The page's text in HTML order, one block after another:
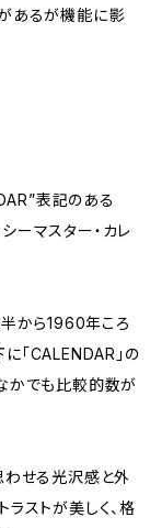
あるが機能に影
表記のある
ーマスター・カレ
から1960年ころ
「CALENDAR」の
かでも比較的数が
わせる光沢感と外
ストが美しく、格